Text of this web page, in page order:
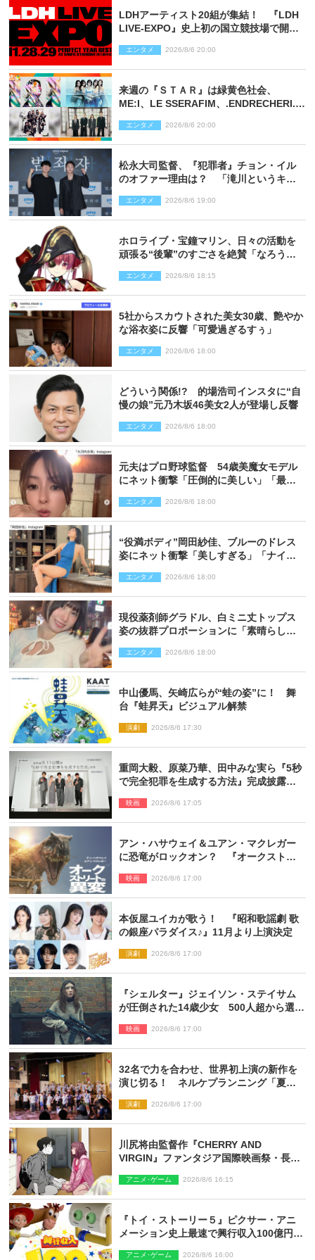
LDHアーティスト20組が集結！ 『LDH
LIVE‐EXPO』史上初の国立競技場で開催
エンタメ 2026/8/6 20:00
来週の『ＳＴＡＲ』は緑黄色社会、
ME:I、LE SSERAFIM、.ENDRECHERI.が
エンタメ 2026/8/6 20:00
松永大司監督、『犯罪者』チョン・イル
のオファー理由は？ 「滝川というキャ
かった」
エンタメ 2026/8/6 19:00
ホロライブ・宝鐘マリン、日々の活動を
頑張る“後輩”のすごさを絶賛「なろう系
エンタメ 2026/8/6 18:15
5社からスカウトされた美女30歳、艶やか
な浴衣姿に反響「可愛過ぎるすぅ」
エンタメ 2026/8/6 18:00
どういう関係!? 的場浩司インスタに“自
慢の娘”元乃木坂46美女2人が登場し反響
エンタメ 2026/8/6 18:00
元夫はプロ野球監督 54歳美魔女モデル
にネット衝撃「圧倒的に美しい」「最強
エンタメ 2026/8/6 18:00
“役満ボディ”岡田紗佳、ブルーのドレス
姿にネット衝撃「美しすぎる」「ナイ
エンタメ 2026/8/6 18:00
現役薬剤師グラドル、白ミニ丈トップス
姿の抜群プロポーションに「素晴らしす
エンタメ 2026/8/6 18:00
中山優馬、矢崎広らが“蛙の姿”に！ 舞
台『蛙昇天』ビジュアル解禁
演劇 2026/8/6 17:30
重岡大毅、原菜乃華、田中みな実ら『5秒
で完全犯罪を生成する方法』完成披露に
映画 2026/8/6 17:05
アン・ハサウェイ＆ユアン・マクレガー
に恐竜がロックオン？ 『オークストリ
解禁
映画 2026/8/6 17:00
本仮屋ユイカが歌う！ 『昭和歌謡劇 歌
の銀座パラダイス♪』11月より上演決定
演劇 2026/8/6 17:00
『シェルター』ジェイソン・ステイサム
が圧倒された14歳少女 500人超から選出
とは
映画 2026/8/6 17:00
32名で力を合わせ、世界初上演の新作を
演じ切る！ ネルケプランニング「夏休
ト【最終日】
演劇 2026/8/6 17:00
川尻将由監督作『CHERRY AND
VIRGIN』ファンタジア国際映画祭・長編
アニメ･ゲーム 2026/8/6 16:15
『トイ・ストーリー５』ピクサー・アニ
メーション史上最速で興行収入100億円突
アニメ･ゲーム 2026/8/6 16:00